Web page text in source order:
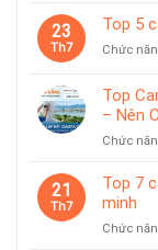
23
Th7
Top 5
Chức
Top
– Nên
Chức
21
Th7
Top 7
minh
Chức